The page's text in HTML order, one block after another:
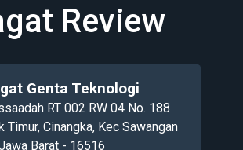
Review
Genta Teknologi
RT 002 RW 04 No. 188
Timur, Cinangka, Kec Sawangan
Barat - 16516